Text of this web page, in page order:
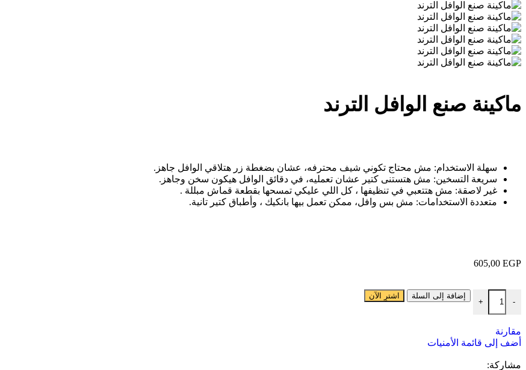
ماكينة صنع الوافل الترند
سهلة الاستخدام: مش محتاج تكوني شيف محترفه، عشان بضغطة زر هتلاقي الوافل جاهز.
سريعة التسخين: مش هتستنى كتير عشان تعمليه، في دقائق الوافل هيكون سخن وجاهز.
غير لاصقة: مش هتتعبي في تنظيفها ، كل اللي عليكي تمسحها بقطعة قماش مبللة .
متعددة الاستخدامات: مش بس وافل، ممكن تعمل بيها بانكيك ، وأطباق كتير تانية.
605,00 EGP
-
+
إضافة إلى السلة اشترِ الآن
مقارنة
أضف إلى قائمة الأمنيات
مشاركة: